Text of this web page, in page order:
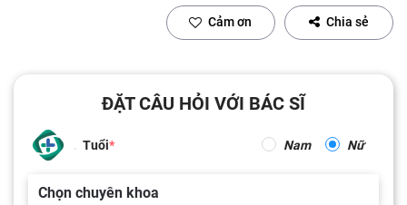
Cảm ơn Chia sẻ
ĐẶT CÂU HỎI VỚI BÁC SĨ
Tuổi Nam Nữ
Chọn chuyên khoa